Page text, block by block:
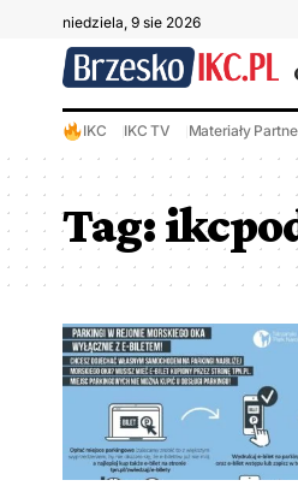
niedziela, 9 sie 2026
IKC IKC TV Materiały
Tag: